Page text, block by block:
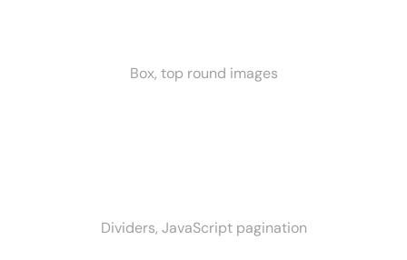
Box, top round images
Dividers, JavaScript pagination